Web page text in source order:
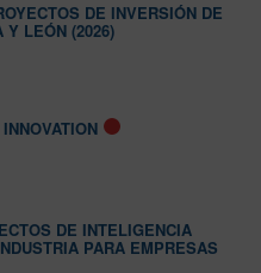
DE INVERSIÓN DE
Y LEÓN (2026)
DE INTELIGENCIA
PARA EMPRESAS